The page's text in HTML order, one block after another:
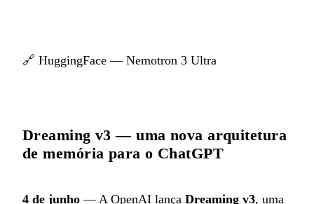
🔗 HuggingFace — Nemotron 3 Ultra
Dreaming v3 — uma nova arquitetura
de memória para o ChatGPT
4 de junho — A OpenAI lança Dreaming v3, uma